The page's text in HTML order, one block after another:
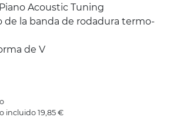
Acoustic Tuning
de la banda de rodadura termo-
de V
incluido 19,85 €